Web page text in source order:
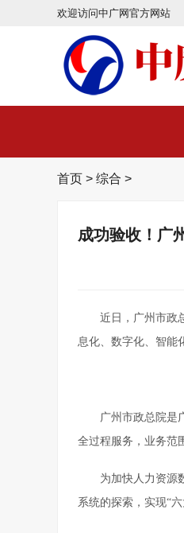
欢迎访问中广网官方网站
首页 > 综合 >
成功验收！广
近日，广州市政
息化、数字化、智能
广州市政总院是
全过程服务，业务范
为加快人力资源
系统的探索，实现“六